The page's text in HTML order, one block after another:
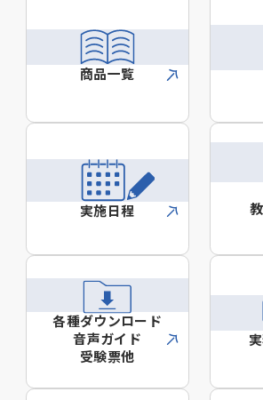
商品一覧
実施日程
各種ダウンロード
音声ガイド
受験票他